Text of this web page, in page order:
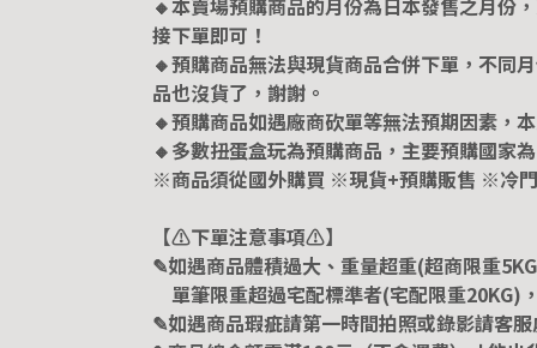
🔸本賣場預購商品的月份為日本發售之月份
接下單即可！
🔸預購商品無法與現貨商品合併下單，不同
品也沒貨了，謝謝。
🔸預購商品如遇廠商砍單等無法預期因素，
🔸多數扭蛋盒玩為預購商品，主要預購國家
※商品須從國外購買 ※現貨+預購販售 ※冷
【⚠️下單注意事項⚠️】
✎如遇商品體積過大、重量超重(超商限重
單筆限重超過宅配標準者(宅配限重20KG)
✎如遇商品瑕疵請第一時間拍照或錄影請客